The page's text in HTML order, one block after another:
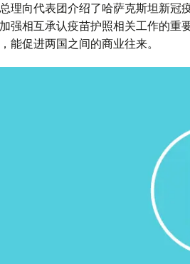
理向代表团介绍了哈萨克斯坦新
强相互承认疫苗护照相关工作的重
能促进两国之间的商业往来。